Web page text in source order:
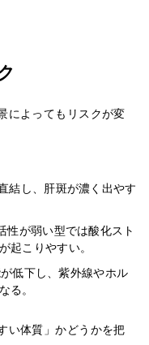
によってもリスクが変
結し、肝斑が濃く出やす
性が弱い型では酸化スト
起こりやすい。
が低下し、紫外線やホル
る。
い体質」かどうかを把